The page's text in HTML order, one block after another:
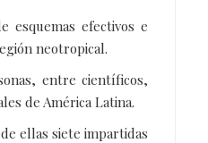
esquemas efectivos e
neotropical.
entre científicos,
de América Latina.
ellas siete impartidas